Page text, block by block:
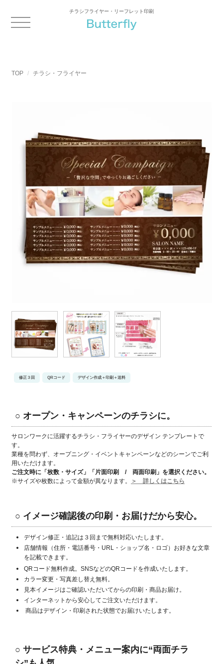
チラシフライヤー・リーフレット印刷
TOP チラシ・フライヤー
修正３回 QRコード デザイン作成＋印刷＋送料
○ オープン・キャンペーンのチラシに。
サロンワークに活躍するチラシ・フライヤーのデザイン テンプレートで
す。
業種を問わず、オープニング・イベントキャンペーンなどのシーンでご利
用いただけます。
ご注文時に「枚数・サイズ」「片面印刷 / 両面印刷」 を選択ください。
※サイズや枚数によって金額が異なります。
＞ 詳しくはこちら
○ イメージ確認後の印刷・お届けだから安心。
デザイン修正・追記は３回まで無料対応いたします。
店舗情報（住所・電話番号・URL・ショップ名・ロゴ）お好きな文章
を記載できます。
QRコード無料作成。SNSなどのQRコードを作成いたします。
カラー変更・写真差し替え無料。
見本イメージはご確認いただいてからの印刷・商品お届け。
インターネットから安心してご注文いただけます。
商品はデザイン・印刷された状態でお届けいたします。
○ サービス特典・メニュー案内に“両面チラ